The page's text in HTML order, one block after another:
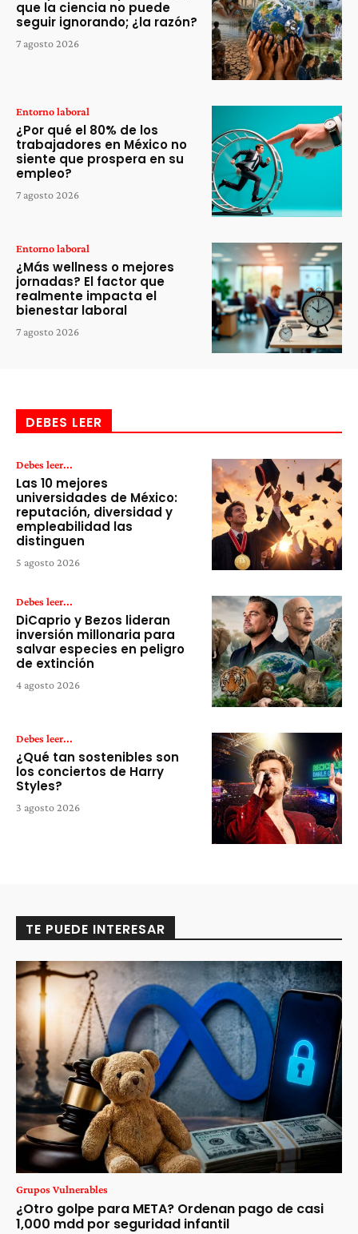
que la ciencia no puede
seguir ignorando; ¿la razón?
7 agosto 2026
Entorno laboral
¿Por qué el 80% de los
trabajadores en México no
siente que prospera en su
empleo?
7 agosto 2026
Entorno laboral
¿Más wellness o mejores
jornadas? El factor que
realmente impacta el
bienestar laboral
7 agosto 2026
DEBES LEER
Debes leer...
Las 10 mejores
universidades de México:
reputación, diversidad y
empleabilidad las
distinguen
5 agosto 2026
Debes leer...
DiCaprio y Bezos lideran
inversión millonaria para
salvar especies en peligro
de extinción
4 agosto 2026
Debes leer...
¿Qué tan sostenibles son
los conciertos de Harry
Styles?
3 agosto 2026
TE PUEDE INTERESAR
Grupos Vulnerables
¿Otro golpe para META? Ordenan pago de casi
1,000 mdd por seguridad infantil